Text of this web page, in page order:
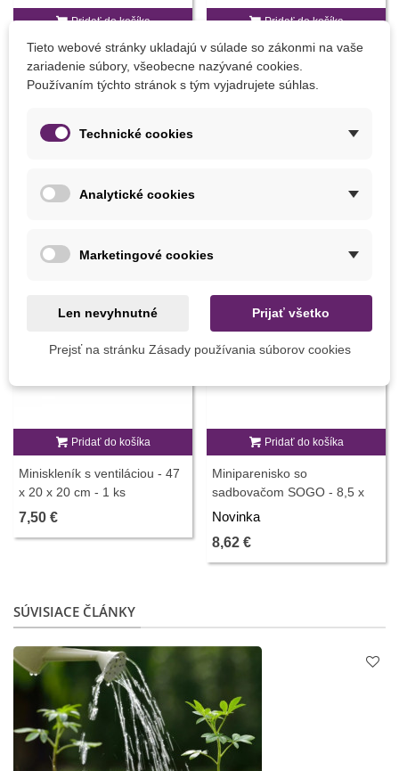
Pridať do košíka
Kristalon štart - 500 g
Pridať do košíka
Mykorhízne huby pre plodovú
zeleninu - 150 g
8,38 €
8 INÝCH PRODUKTOV V TEJ ISTEJ KATEGÓRII:
Pridať do košíka
Miniskleník s ventiláciou - 47
x 20 x 20 cm - 1 ks
7,50 €
Pridať do košíka
Miniparenisko so
sadbovačom SOGO - 8,5 x
32,5 x 26cm - pestovateľské
Novinka
8,62 €
SÚVISIACE ČLÁNKY
Tieto webové stránky ukladajú v súlade so zákonmi na vaše
zariadenie súbory, všeobecne nazývané cookies.
Používaním týchto stránok s tým vyjadrujete súhlas.
Technické cookies
Analytické cookies
Marketingové cookies
Len nevyhnutné Prijať všetko
Prejsť na stránku Zásady používania súborov cookies